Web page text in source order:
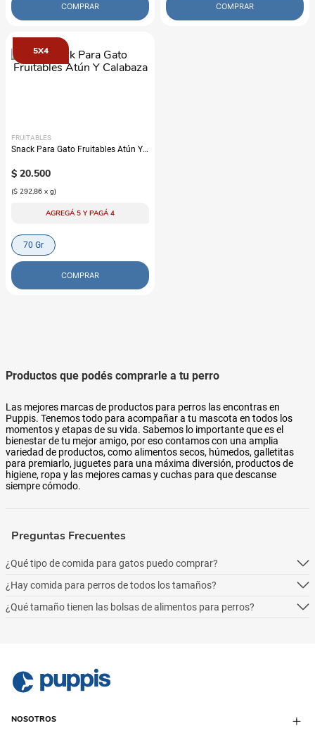
COMPRAR COMPRAR
5X4
FRUITABLES
Snack Para Gato Fruitables Atún Y
$ 20.500
($ 292,86 x g)
AGREGÁ 5 Y PAGÁ 4
70 Gr
COMPRAR
Productos que podés comprarle a tu perro
Las mejores marcas de productos para perros las encontras en
Puppis. Tenemos todo para acompañar a tu mascota en todos los
momentos y etapas de su vida. Sabemos lo importante que es el
bienestar de tu mejor amigo, por eso contamos con una amplia
variedad de productos, como alimentos secos, húmedos, galletitas
para premiarlo, juguetes para una máxima diversión, productos de
higiene, ropa y las mejores camas y cuchas para que descanse
siempre cómodo.
Preguntas Frecuentes
¿Qué tipo de comida para gatos puedo comprar?
Podés comprar online 5 tipos: alimento seco para perros, alimento
húmedo, alimento medicado, para necesidades especialesy alimentos
¿Hay comida para perros de todos los tamaños?
Podés comprar online 5 tipos: alimento seco para perros, alimento
¿Qué tamaño tienen las bolsas de alimentos para perros?
NOSOTROS